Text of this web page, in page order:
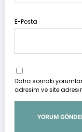
E-Posta
Daha sonraki
adresim ve site